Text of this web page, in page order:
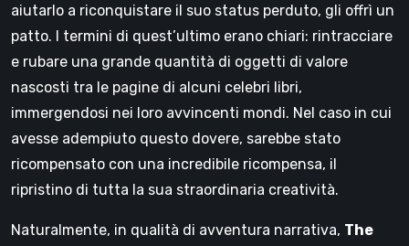
aiutarlo a riconquistare il suo status perduto, gli offrì un
patto. I termini di quest’ultimo erano chiari: rintracciare
e rubare una grande quantità di oggetti di valore
nascosti tra le pagine di alcuni celebri libri,
immergendosi nei loro avvincenti mondi. Nel caso in cui
avesse adempiuto questo dovere, sarebbe stato
ricompensato con una incredibile ricompensa, il
ripristino di tutta la sua straordinaria creatività.
Naturalmente, in qualità di avventura narrativa, The